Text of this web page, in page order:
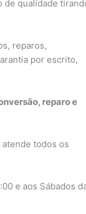
de qualidade
reparos,
por escrito,
reparo e
atende todos os
e aos Sábados